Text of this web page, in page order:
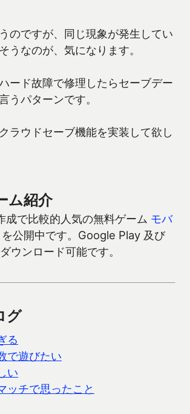
のですが、同じ現象が発生してい
うなのが、気になります。
ード故障で修理したらセーブデー
うパターンです。
ラウドセーブ機能を実装して欲し
ム紹介
成で比較的人気の無料ゲーム モバ
を公開中です。Google Play 及び
ウンロード可能です。
グ
る
で遊びたい
い
ッチで思ったこと